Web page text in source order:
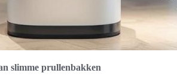
slimme prullenbakken